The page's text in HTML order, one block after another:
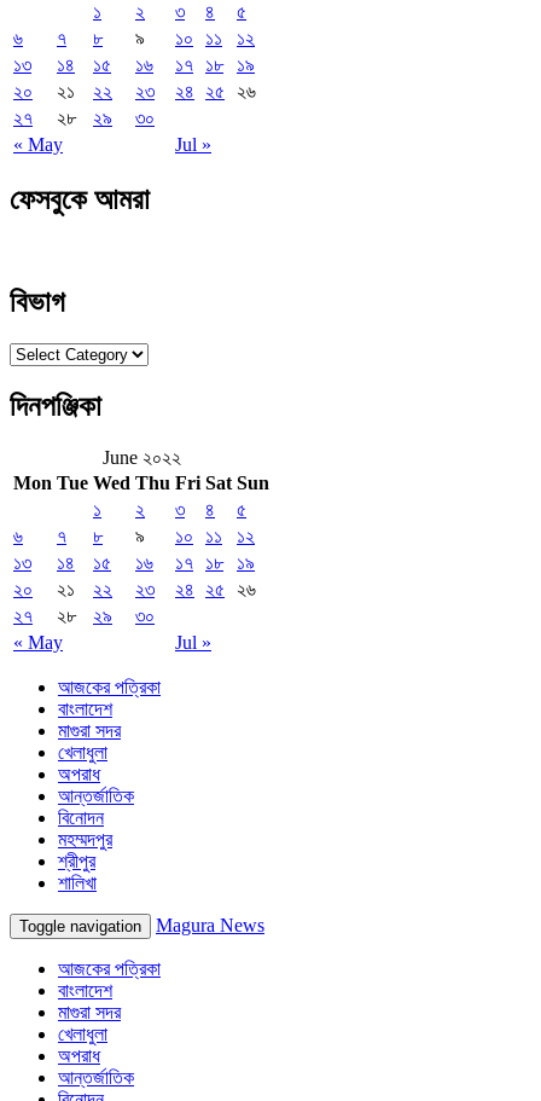
« May Jul »
১ ২ ৩ ৪
৫
৬
৭ ৮ ৯ ১০ ১১
১২
১৩
১৪ ১৫ ১৬ ১৭ ১৮
১৯
২০
২১ ২২ ২৩ ২৪ ২৫
২৬
২৭
২৮ ২৯ ৩০
ফেসবুকে আমরা
বিভাগ
বিভাগ
দিনপঞ্জিকা
June ২০২২
Mon Tue Wed Thu Fri Sat Sun
« May Jul »
১ ২ ৩ ৪
৫
৬
৭ ৮ ৯ ১০ ১১
১২
১৩
১৪ ১৫ ১৬ ১৭ ১৮
১৯
২০
২১ ২২ ২৩ ২৪ ২৫
২৬
২৭
২৮ ২৯ ৩০
আজকের পত্রিকা
বাংলাদেশ
মাগুরা সদর
খেলাধুলা
অপরাধ
আন্তর্জাতিক
বিনোদন
মহম্মদপুর
শ্রীপুর
শালিখা
Toggle navigation Magura News
আজকের পত্রিকা
বাংলাদেশ
মাগুরা সদর
খেলাধুলা
অপরাধ
আন্তর্জাতিক